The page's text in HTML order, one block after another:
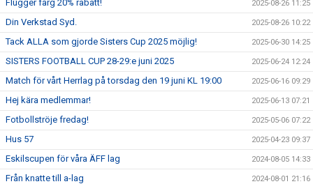
Flügger färg 20% rabatt! 2025-08-26 11:25
Din Verkstad Syd. 2025-08-26 10:22
Tack ALLA som gjorde Sisters Cup 2025 möjlig! 2025-06-30 14:25
SISTERS FOOTBALL CUP 28-29:e juni 2025 2025-06-24 12:24
Match för vårt Herrlag på torsdag den 19 juni KL 19:00 2025-06-16 09:29
Hej kära medlemmar! 2025-06-13 07:21
Fotbollströje fredag! 2025-05-06 07:22
Hus 57 2025-04-23 09:37
Eskilscupen för våra ÄFF lag 2024-08-05 14:33
Från knatte till a-lag 2024-08-01 21:16